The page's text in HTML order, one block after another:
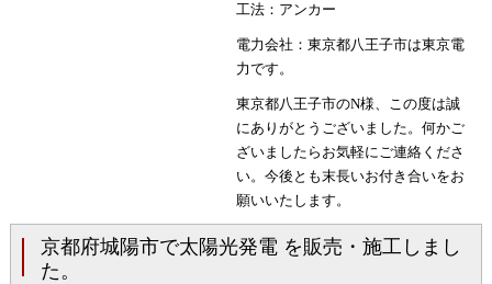
工法：アンカー
電力会社：東京都八王子市は東京電
力です。
東京都八王子市のN様、この度は誠
にありがとうございました。何かご
ざいましたらお気軽にご連絡くださ
い。今後とも末長いお付き合いをお
願いいたします。
京都府城陽市で太陽光発電 を販売・施工しまし
た。